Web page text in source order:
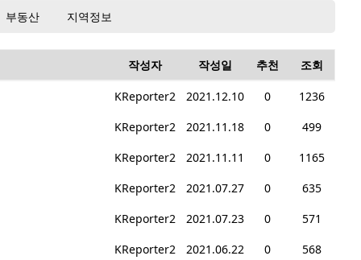
부동산 지역정보
작성자 작성일 추천 조회
KReporter2 2021.12.10 0
1236
KReporter2
2021.11.18 0
499
KReporter2
2021.11.11 0
1165
KReporter2
2021.07.27 0
635
KReporter2
2021.07.23 0
571
KReporter2
2021.06.22 0
568